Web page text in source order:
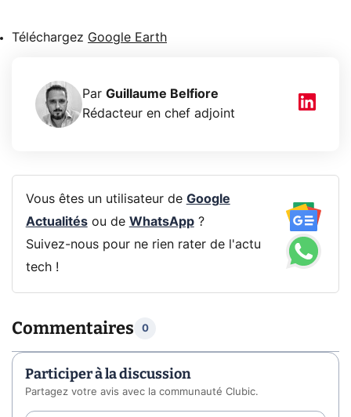
Téléchargez Google Earth
Par Guillaume Belfiore
Rédacteur en chef adjoint
Vous êtes un utilisateur de Google
Actualitésou de WhatsApp?
Suivez-nous pour ne rien rater de l'actu
tech !
Commentaires 0
Participer à la discussion
Partagez votre avis avec la communauté Clubic.